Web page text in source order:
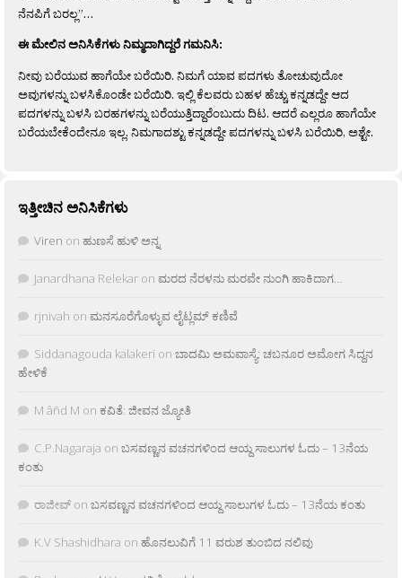
ನೆನಪಿಗೆ ಬರಲ್ಲ”…
ಈ ಮೇಲಿನ ಅನಿಸಿಕೆಗಳು ನಿಮ್ಮದಾಗಿದ್ದರೆ ಗಮನಿಸಿ:
ನೀವು ಬರೆಯುವ ಹಾಗೆಯೇ ಬರೆಯಿರಿ. ನಿಮಗೆ ಯಾವ ಪದಗಳು ತೋಚುವುದೋ
ಅವುಗಳನ್ನು ಬಳಸಿಕೊಂಡೇ ಬರೆಯಿರಿ. ಇಲ್ಲಿ ಕೆಲವರು ಬಹಳ ಹೆಚ್ಚು ಕನ್ನಡದ್ದೇ ಆದ
ಪದಗಳನ್ನು ಬಳಸಿ ಬರಹಗಳನ್ನು ಬರೆಯುತ್ತಿದ್ದಾರೆಂಬುದು ದಿಟ. ಆದರೆ ಎಲ್ಲರೂ ಹಾಗೆಯೇ
ಬರೆಯಬೇಕೆಂದೇನೂ ಇಲ್ಲ. ನಿಮಗಾದಶ್ಟು ಕನ್ನಡದ್ದೇ ಪದಗಳನ್ನು ಬಳಸಿ ಬರೆಯಿರಿ, ಅಶ್ಟೇ.
ಇತ್ತೀಚಿನ ಅನಿಸಿಕೆಗಳು
Viren on ಹುಣಸೆ ಹುಳಿ ಅನ್ನ
Janardhana Relekar on ಮರದ ನೆರಳನು ಮರವೇ ನುಂಗಿ ಹಾಕಿದಾಗ…
rjnivah on ಮನಸೂರೆಗೊಳ್ಳುವ ಲೈಟ್ಲಮ್ ಕಣಿವೆ
Siddanagouda kalakeri on ಬಾದಮಿ ಅಮವಾಸ್ಯೆ: ಚಬನೂರ ಅಮೋಗ ಸಿದ್ದನ
ಹೇಳಿಕೆ
M âñd M on ಕವಿತೆ: ಜೀವನ ಜ್ಯೋತಿ
C.P.Nagaraja on ಬಸವಣ್ಣನ ವಚನಗಳಿಂದ ಆಯ್ದ ಸಾಲುಗಳ ಓದು – 13ನೆಯ
ಕಂತು
ರಾಜೀವ್ on ಬಸವಣ್ಣನ ವಚನಗಳಿಂದ ಆಯ್ದ ಸಾಲುಗಳ ಓದು – 13ನೆಯ ಕಂತು
K.V Shashidhara on ಹೊನಲುವಿಗೆ 11 ವರುಶ ತುಂಬಿದ ನಲಿವು